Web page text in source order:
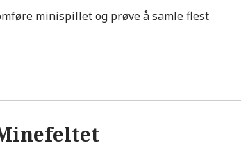
minispillet og prøve å samle flest